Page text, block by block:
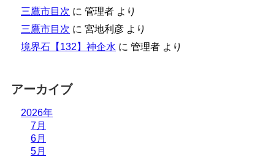
三鷹市目次 に 管理者 より
三鷹市目次 に 宮地利彦 より
境界石【132】神企水 に 管理者 より
アーカイブ
2026年
7月
6月
5月